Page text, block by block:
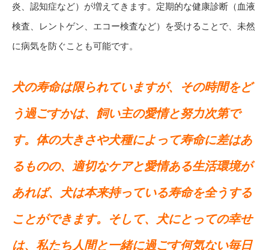
炎、認知症など）が増えてきます。定期的な健康診断（血液
検査、レントゲン、エコー検査など）を受けることで、未然
に病気を防ぐことも可能です。
犬の寿命は限られていますが、その時間をど
う過ごすかは、飼い主の愛情と努力次第で
す。体の大きさや犬種によって寿命に差はあ
るものの、適切なケアと愛情ある生活環境が
あれば、犬は本来持っている寿命を全うする
ことができます。そして、犬にとっての幸せ
は、私たち人間と一緒に過ごす何気ない毎日